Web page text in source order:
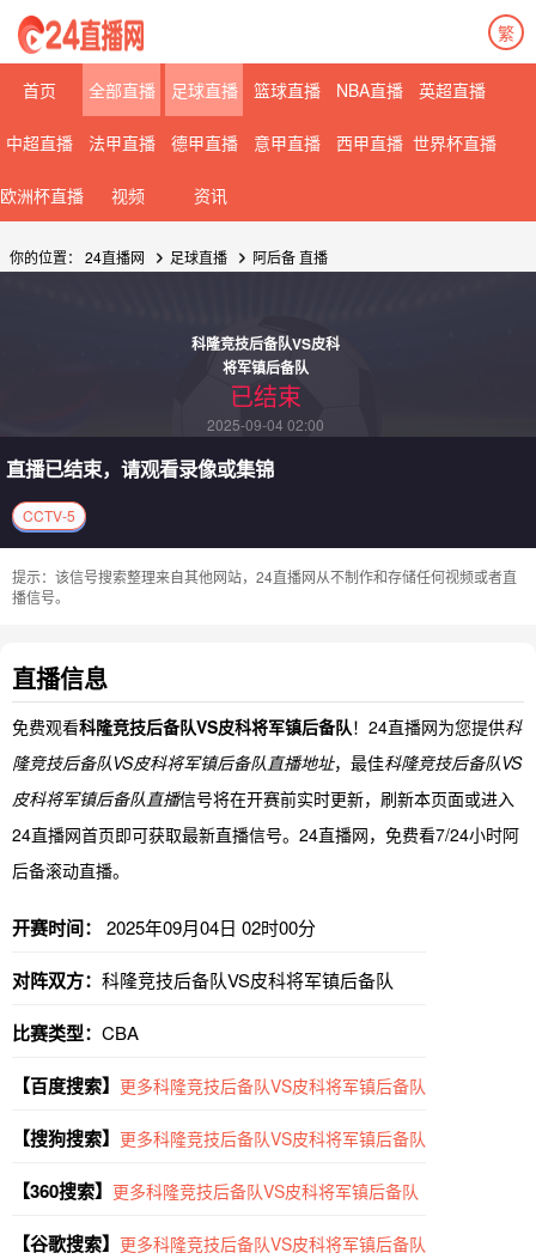
繁
首页 全部直播 足球直播 篮球直播 NBA直播 英超直播
中超直播 法甲直播 德甲直播 意甲直播 西甲直播 世界杯直播
欧洲杯直播 视频 资讯
你的位置： 24直播网 足球直播 阿后备 直播
科隆竞技后备队VS皮科
将军镇后备队
已结束
2025-09-04 02:00
直播已结束，请观看录像或集锦
CCTV-5
提示：该信号搜索整理来自其他网站，24直播网从不制作和存储任何视频或者直
播信号。
直播信息
免费观看科隆竞技后备队VS皮科将军镇后备队！24直播网为您提供科
隆竞技后备队VS皮科将军镇后备队直播地址，最佳科隆竞技后备队VS
皮科将军镇后备队直播信号将在开赛前实时更新，刷新本页面或进入
24直播网首页即可获取最新直播信号。24直播网，免费看7/24小时阿
后备滚动直播。
开赛时间： 2025年09月04日 02时00分
对阵双方： 科隆竞技后备队VS皮科将军镇后备队
比赛类型： CBA
【百度搜索】 更多科隆竞技后备队VS皮科将军镇后备队
【搜狗搜索】 更多科隆竞技后备队VS皮科将军镇后备队
【360搜索】 更多科隆竞技后备队VS皮科将军镇后备队
【谷歌搜索】 更多科隆竞技后备队VS皮科将军镇后备队